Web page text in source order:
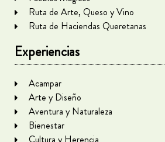
Ruta de Arte, Queso y Vino
Ruta de Haciendas Queretanas
Experiencias
Acampar
Arte y Diseño
Aventura y Naturaleza
Bienestar